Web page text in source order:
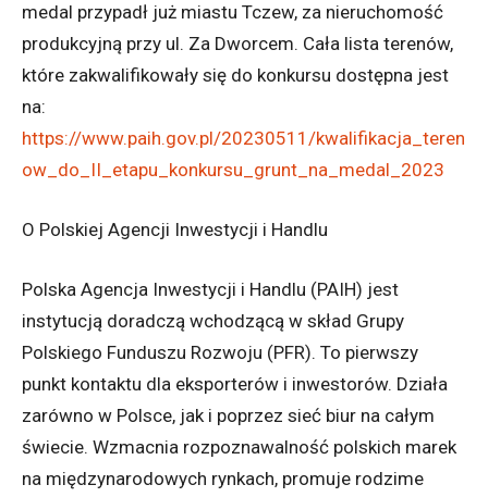
medal przypadł już miastu Tczew, za nieruchomość
produkcyjną przy ul. Za Dworcem. Cała lista terenów,
które zakwalifikowały się do konkursu dostępna jest
na:
https://www.paih.gov.pl/20230511/kwalifikacja_teren
ow_do_II_etapu_konkursu_grunt_na_medal_2023
O Polskiej Agencji Inwestycji i Handlu
Polska Agencja Inwestycji i Handlu (PAIH) jest
instytucją doradczą wchodzącą w skład Grupy
Polskiego Funduszu Rozwoju (PFR). To pierwszy
punkt kontaktu dla eksporterów i inwestorów. Działa
zarówno w Polsce, jak i poprzez sieć biur na całym
świecie. Wzmacnia rozpoznawalność polskich marek
na międzynarodowych rynkach, promuje rodzime